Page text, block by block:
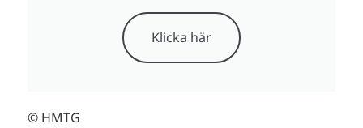
Klicka här
© HMTG